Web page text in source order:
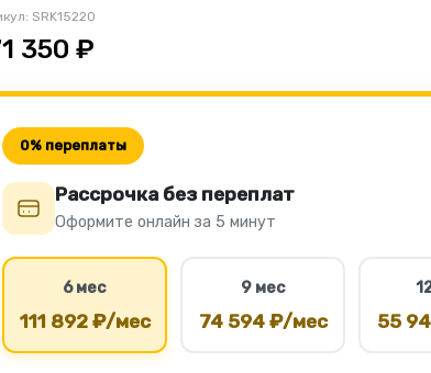
SRK15220
350 ₽
0% переплаты
Рассрочка без переплат
Оформите онлайн за 5 минут
6 мес
111 892 ₽/мес
9 мес
74 594 ₽/мес 55